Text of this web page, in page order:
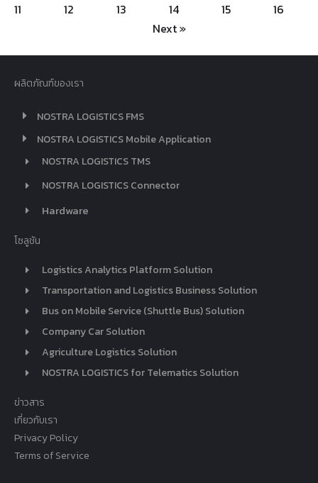
11
12 13 14 15
16
Next »
ผลิตภัณฑ์ของเรา
NOSTRA LOGISTICS FMS
NOSTRA LOGISTICS Mobile Application
NOSTRA LOGISTICS TMS
NOSTRA LOGISTICS Connector
Hardware
โซลูชัน
Logistics Analytics Platform Solution
Transportation and Logistics Business Solution
Bus on Mobile Service (Shuttle Bus) Solution
Company Car Solution
Agriculture Logistics Solution
NOSTRA LOGISTICS for Telematics Solution
ข่าวสาร
เกี่ยวกับเรา
Privacy Policy
Terms of Service